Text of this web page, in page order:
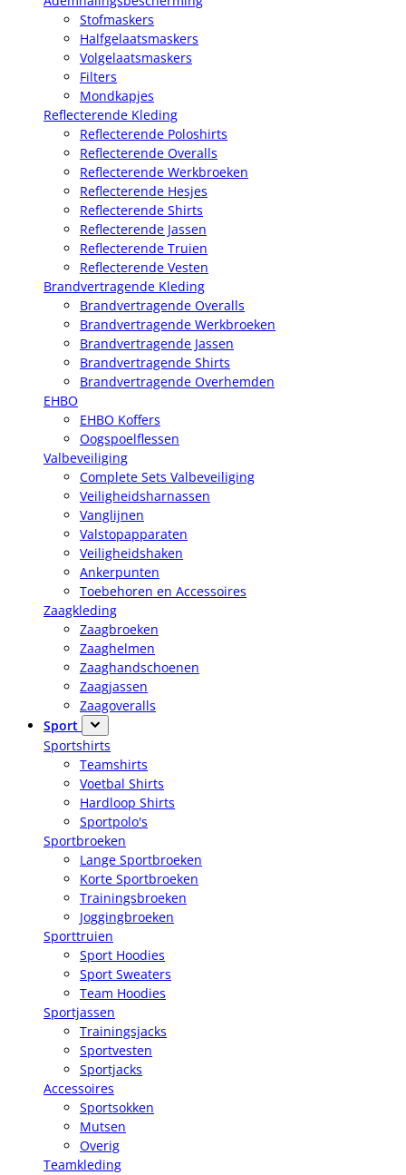
Stofmaskers
Halfgelaatsmaskers
Volgelaatsmaskers
Filters
Mondkapjes
Reflecterende Kleding
Reflecterende Poloshirts
Reflecterende Overalls
Reflecterende Werkbroeken
Reflecterende Hesjes
Reflecterende Shirts
Reflecterende Jassen
Reflecterende Truien
Reflecterende Vesten
Brandvertragende Kleding
Brandvertragende Overalls
Brandvertragende Werkbroeken
Brandvertragende Jassen
Brandvertragende Shirts
Brandvertragende Overhemden
EHBO
EHBO Koffers
Oogspoelflessen
Valbeveiliging
Complete Sets Valbeveiliging
Veiligheidsharnassen
Vanglijnen
Valstopapparaten
Veiligheidshaken
Ankerpunten
Toebehoren en Accessoires
Zaagkleding
Zaagbroeken
Zaaghelmen
Zaaghandschoenen
Zaagjassen
Zaagoveralls
Sport
Sportshirts
Teamshirts
Voetbal Shirts
Hardloop Shirts
Sportpolo's
Sportbroeken
Lange Sportbroeken
Korte Sportbroeken
Trainingsbroeken
Joggingbroeken
Sporttruien
Sport Hoodies
Sport Sweaters
Team Hoodies
Sportjassen
Trainingsjacks
Sportvesten
Sportjacks
Accessoires
Sportsokken
Mutsen
Overig
Teamkleding